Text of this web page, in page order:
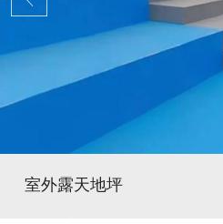
室外露天地坪